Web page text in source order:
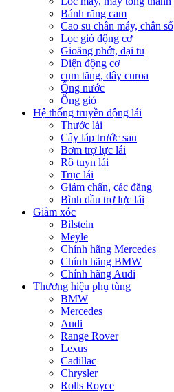
Bánh răng cam
Cao su chân máy, chân số
Lọc gió động cơ
Gioăng phớt, đại tu
Điện động cơ
cụm tăng, dây curoa
Ống nước
Ống gió
Hệ thống truyền động lái
Thước lái
Cây láp trước sau
Bơm trợ lực lái
Rô tuyn lái
Trục lái
Giảm chấn, các đăng
Bình dầu trợ lực lái
Giảm xóc
Bilstein
Meyle
Chính hãng Mercedes
Chính hãng BMW
Chính hãng Audi
Thương hiệu phụ tùng
BMW
Mercedes
Audi
Range Rover
Lexus
Cadillac
Chrysler
Rolls Royce